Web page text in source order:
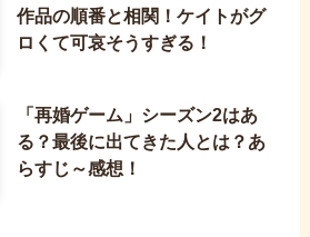
作品の順番と相関！ケイトがグ
ロくて可哀そうすぎる！
「再婚ゲーム」シーズン2はあ
る？最後に出てきた人とは？あ
らすじ～感想！